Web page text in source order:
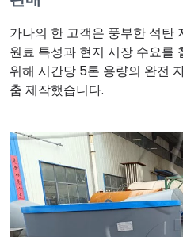
가나의 한 고객은 풍부한 석탄
원료 특성과 현지 시장 수요를
위해 시간당 5톤 용량의 완전
춤 제작했습니다.